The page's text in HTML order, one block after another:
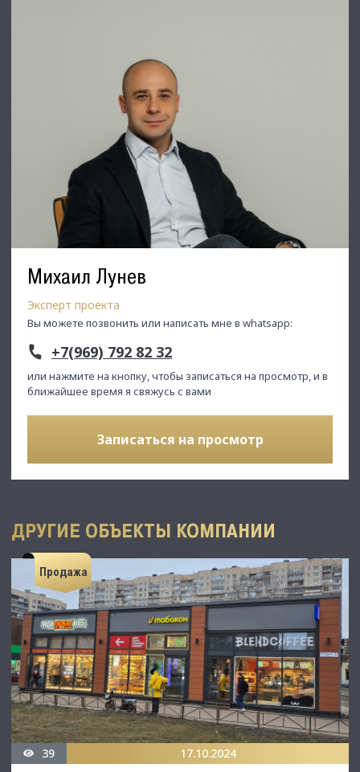
Михаил Лунев
Эксперт проекта
Вы можете позвонить или написать мне в whatsapp:
+7(969) 792 82 32
или нажмите на кнопку, чтобы записаться на просмотр, и в
ближайшее время я свяжусь с вами
Записаться на просмотр
С Уважением, Михаил Лунев.
Недвижимость Северо-Запада.
ДРУГИЕ ОБЪЕКТЫ КОМПАНИИ
Продажа
39 17.10.2024